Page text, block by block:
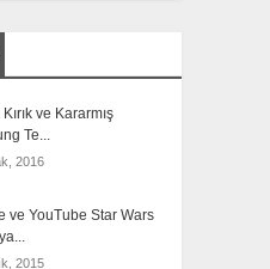
Kırık ve Kararmış
Te...
2016
ve YouTube Star Wars
2015